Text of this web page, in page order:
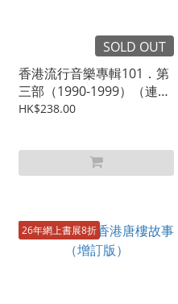
SOLD OUT
香港流行音樂專輯101．第
三部（1990-1999）（連音
樂CD）
HK$238.00
26年網上書展8折